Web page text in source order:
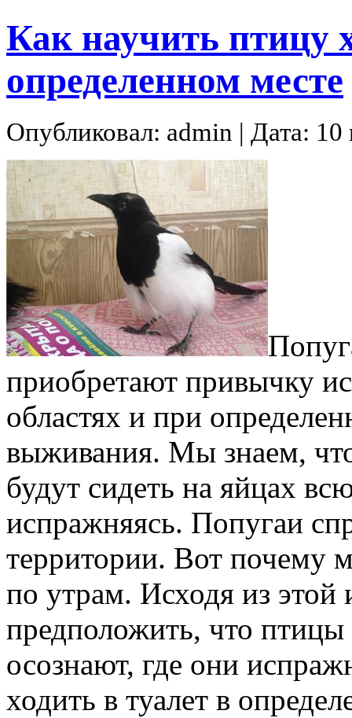
Как научить птицу
определенном месте
Опубликовал: admin | Дата:
приобретают привычку
областях и при
выживания. Мы знаем,
будут сидеть на яйцах
испражняясь. Попугаи
территории. Вот почему
по утрам. Исходя из
предположить, что птицы
осознают, где они
ходить в туалет в